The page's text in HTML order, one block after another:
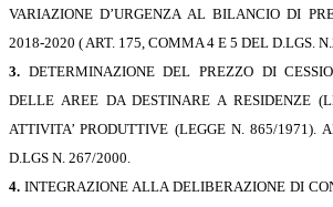
VARIAZIONE D’URGENZA AL BILANCIO DI
2018-2020 ( ART. 175, COMMA 4 E 5 DEL D.LGS.
3. DETERMINAZIONE DEL PREZZO DI
DELLE AREE DA DESTINARE A RESIDENZE
ATTIVITA’ PRODUTTIVE (LEGGE N. 865/1971).
D.LGS N. 267/2000.
4. INTEGRAZIONE ALLA DELIBERAZIONE DI